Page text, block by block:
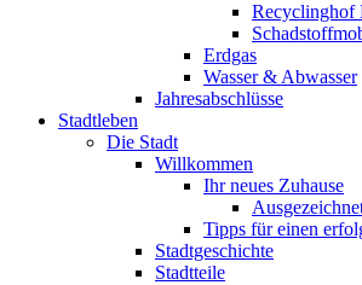
Recyclinghof
Erdgas
Wasser & Abwasser
Jahresabschlüsse
Stadtleben
Die Stadt
Willkommen
Ihr neues Zuhause
Tipps für einen
Stadtgeschichte
Stadtteile